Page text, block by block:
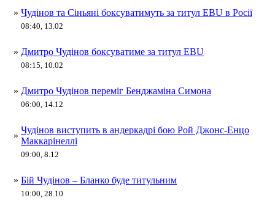
» Чудінов та Сіньяні боксуватимуть за титул EBU в Росії
08:40, 13.02
» Дмитро Чудінов боксуватиме за титул EBU
08:15, 10.02
» Дмитро Чудінов переміг Бенджаміна Симона
06:00, 14.12
»
Чудінов виступить в андеркадрі бою Рой Джонс-Енцо
Маккарінеллі
09:00, 8.12
» Бій Чудінов – Бланко буде титульним
10:00, 28.10